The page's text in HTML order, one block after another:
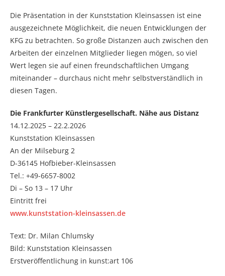
Die Präsentation in der Kunststation Kleinsassen ist eine
ausgezeichnete Möglichkeit, die neuen Entwicklungen der
KFG zu betrachten. So große Distanzen auch zwischen den
Arbeiten der einzelnen Mitglieder liegen mögen, so viel
Wert legen sie auf einen freundschaftlichen Umgang
miteinander – durchaus nicht mehr selbstverständlich in
diesen Tagen.
Die Frankfurter Künstlergesellschaft. Nähe aus Distanz
14.12.2025 – 22.2.2026
Kunststation Kleinsassen
An der Milseburg 2
D-36145 Hofbieber-Kleinsassen
Tel.: +49-6657-8002
Di – So 13 – 17 Uhr
Eintritt frei
www.kunststation-kleinsassen.de
Text: Dr. Milan Chlumsky
Bild: Kunststation Kleinsassen
Erstveröffentlichung in kunst:art 106